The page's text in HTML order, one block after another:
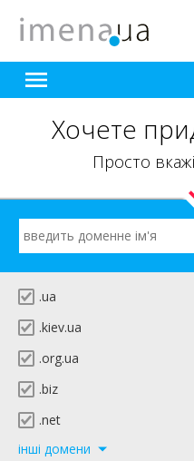
Хочете
Просто
.ua
.kiev.ua
.org.ua
.biz
.net
інші домени